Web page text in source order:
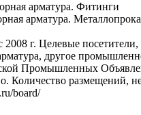
арматура. Фитинги
арматура.
г. Целевые
другое
Промышленных
Количество размещений,
board/